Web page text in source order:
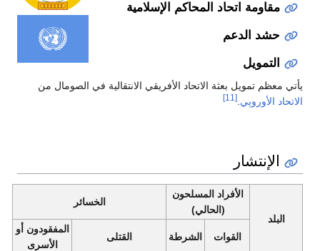
مقاومة اتحاد المحاكم الإسلامية
حشد الدعم
التمويل
يأتي معظم تمويل بعثة الاتحاد الأفريقي الانتقالية في الصومال من
الاتحاد الأوروپي [11]
الإنتشار
البلد
الأفراد المسلحون
(الحالي)
الخسائر
القوات الشرطة القتلى
المفقودون أو
الأسرى